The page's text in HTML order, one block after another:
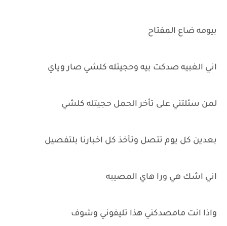
بيومه ضاع المفتاح
اني الغبيه صدكت بيه وحجيتله كلشي صار وياي
لمن سئلتني على تأخر الحمل حجيتله كلشي
بعدين كل يوم تتصل وتأخذ كل اخبارنا بلتفصيل
اني اشك هي ورا هاي المصيبه
واذا انت مامصدكني هذا تليفوني وشوف